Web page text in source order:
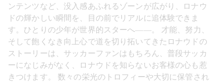
ンテンツなど、没入感あふれるゾーンが広がり、ロナウ
ドの輝かしい瞬間を、目の前でリアルに追体験できま
す。ひとりの少年が世界的スターへ――。 才能、努力、
そして飽くなき向上心で道を切り拓いてきたロナウドの
ストーリーは、サッカーファンはもちろん、普段サッカ
ーになじみがなく、ロナウドを知らないお客様の心も惹
きつけます。 数々の栄光のトロフィーや大切に保管され